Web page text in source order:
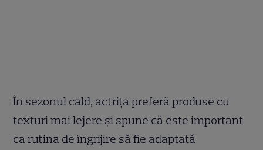
În sezonul cald, actrița preferă produse cu
texturi mai lejere și spune că este important
ca rutina de îngrijire să fie adaptată